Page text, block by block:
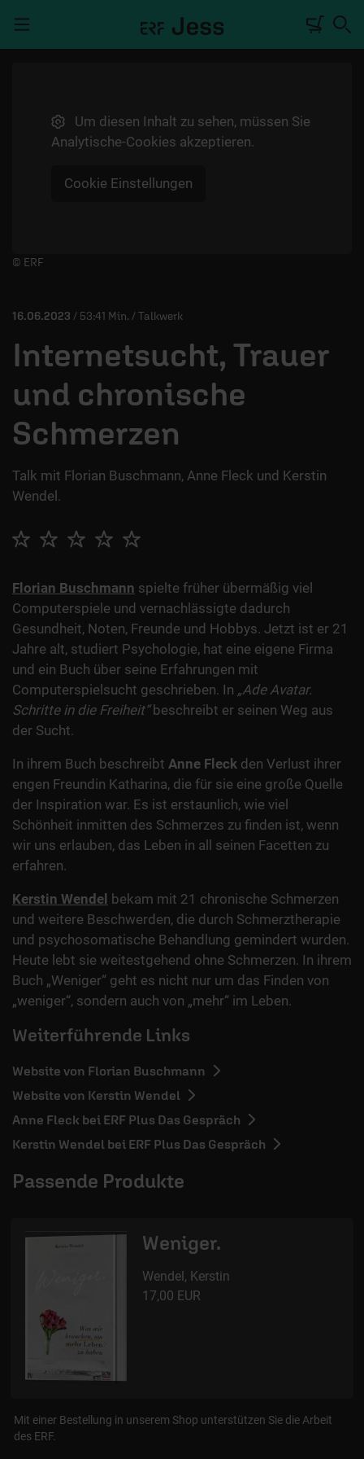
TALKWERK
PODCASTS
Um diesen Inhalt zu sehen, müssen Sie
Analytische-Cookies akzeptieren.
Cookie Einstellungen
Player starten/anhalten
© ERF
16.06.2023 / 53:41 Min. / Talkwerk
Internetsucht, Trauer
und chronische
Schmerzen
Talk mit Florian Buschmann, Anne Fleck und Kerstin
Wendel.
Florian Buschmann spielte früher übermäßig viel
Computerspiele und vernachlässigte dadurch
Gesundheit, Noten, Freunde und Hobbys. Jetzt ist er 21
Jahre alt, studiert Psychologie, hat eine eigene Firma
und ein Buch über seine Erfahrungen mit
Computerspielsucht geschrieben. In „Ade Avatar.
Schritte in die Freiheit“beschreibt er seinen Weg aus
der Sucht.
In ihrem Buch beschreibt Anne Fleck den Verlust ihrer
engen Freundin Katharina, die für sie eine große Quelle
der Inspiration war. Es ist erstaunlich, wie viel
Schönheit inmitten des Schmerzes zu finden ist, wenn
wir uns erlauben, das Leben in all seinen Facetten zu
erfahren.
Kerstin Wendel bekam mit 21 chronische Schmerzen
und weitere Beschwerden, die durch Schmerztherapie
und psychosomatische Behandlung gemindert wurden.
Heute lebt sie weitestgehend ohne Schmerzen. In ihrem
Buch „Weniger“ geht es nicht nur um das Finden von
„weniger“, sondern auch von „mehr“ im Leben.
Weiterführende Links
Website von Florian Buschmann
Website von Kerstin Wendel
Anne Fleck bei ERF Plus Das Gespräch
Kerstin Wendel bei ERF Plus Das Gespräch
Passende Produkte
Weniger.
Wendel, Kerstin
17,00 EUR
Mit einer Bestellung in unserem Shop unterstützen Sie die Arbeit
des ERF.